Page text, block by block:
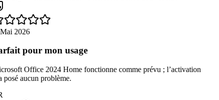
2026
pour mon usage
Office 2024 Home fonctionne comme prévu ; l’activation
posé aucun problème.